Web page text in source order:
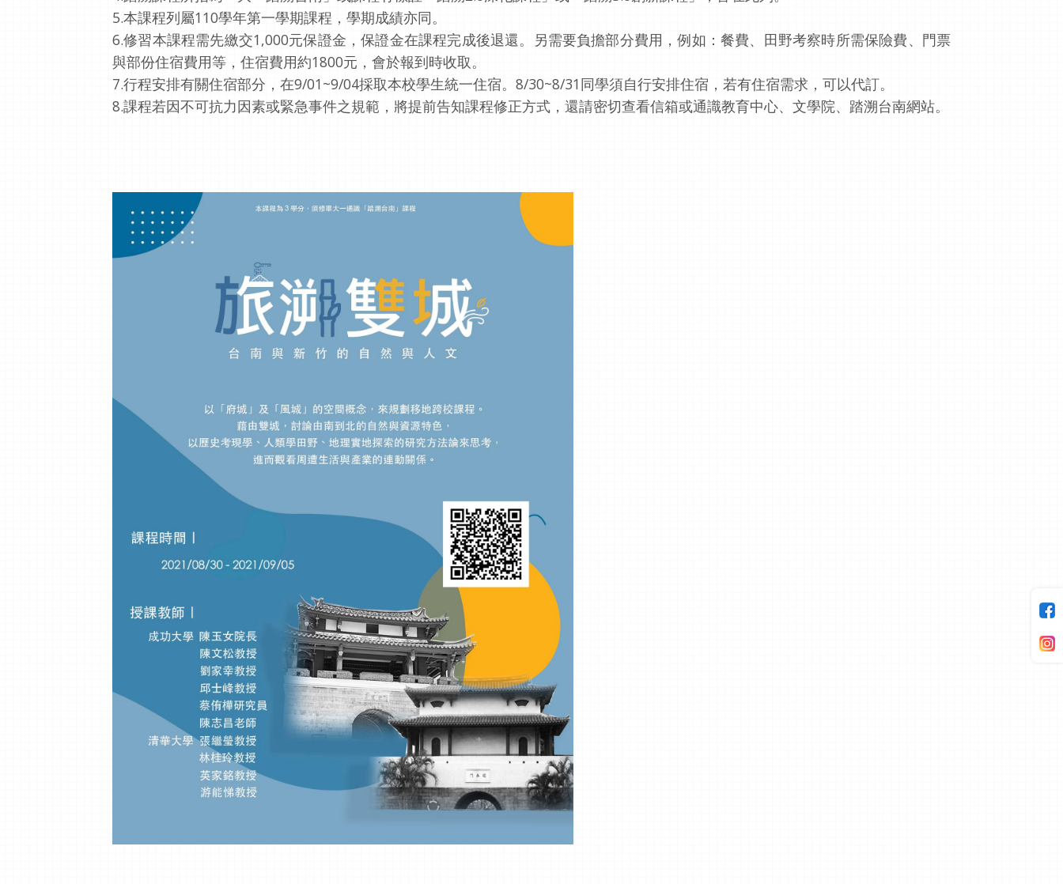
5.本課程列屬110學年第一學期課程，學期成績亦同。
6.修習本課程需先繳交1,000元保證金，保證金在課程完成後退還。另需要負擔部分費用，例如：餐費、田野考察時所需保險費、門票
與部份住宿費用等，住宿費用約1800元，會於報到時收取。
7.行程安排有關住宿部分，在9/01~9/04採取本校學生統一住宿。8/30~8/31同學須自行安排住宿，若有住宿需求，可以代訂。
8.課程若因不可抗力因素或緊急事件之規範，將提前告知課程修正方式，還請密切查看信箱或通識教育中心、文學院、踏溯台南網站。